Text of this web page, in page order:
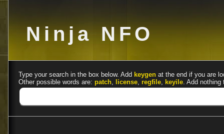
Ninja NFO
Type your search in the box below. Add keygen at the end if you are
Other possible words are: patch, license, regfile, keyile. Add nothing